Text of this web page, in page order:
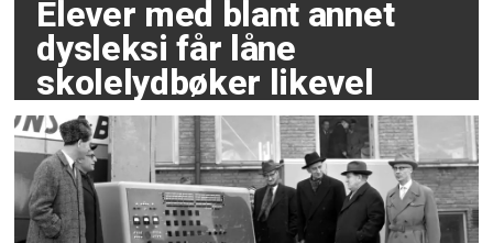
Elever med blant annet
dysleksi får låne
skolelydbøker likevel